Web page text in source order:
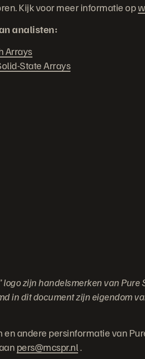
Kijk voor meer informatie op
analisten:
Arrays
State Arrays
logo zijn handelsmerken van Pure
in dit document zijn eigendom
andere persinformatie van
pers@mcspr.nl.